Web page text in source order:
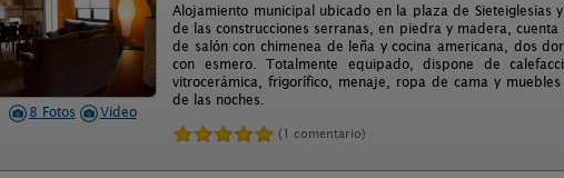
8 Fotos Video
Alojamiento municipal ubicado en la plaza de Sieteiglesias
de las construcciones serranas, en piedra y madera,
de salón con chimenea de leña y cocina americana, dos
con esmero. Totalmente equipado, dispone de
vitrocerámica, frigorífico, menaje, ropa de cama y
de las noches.
(1 comentario)